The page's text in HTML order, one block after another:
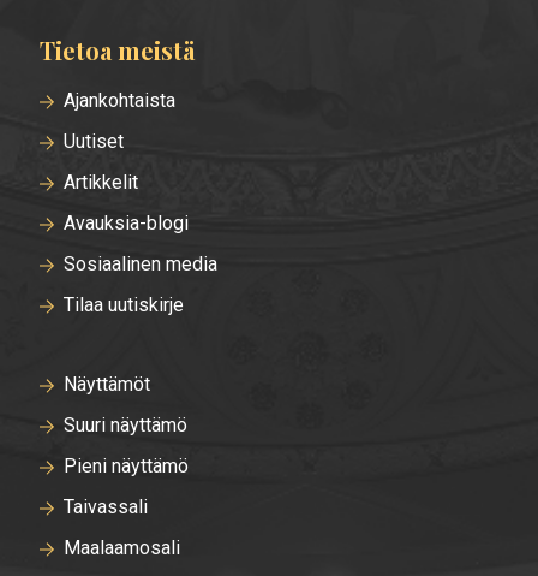
Tietoa meistä
Ajankohtaista
Uutiset
Artikkelit
Avauksia-blogi
Sosiaalinen media
Tilaa uutiskirje
Näyttämöt
Suuri näyttämö
Pieni näyttämö
Taivassali
Maalaamosali